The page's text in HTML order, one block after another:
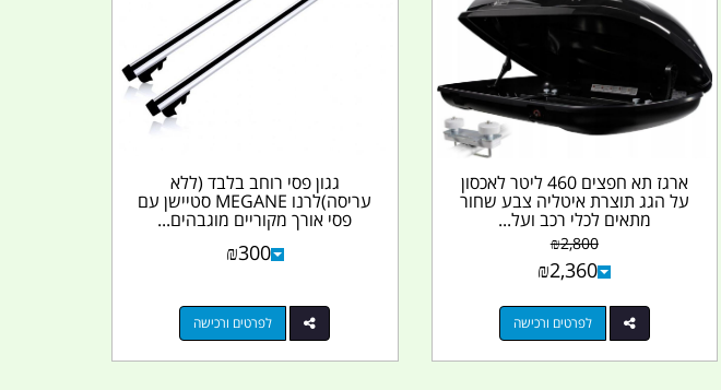
ארגז תא חפצים 460 ליטר לאכסון
על הגג תוצרת איטליה צבע שחור
מתאים לכלי רכב ועל...
₪2,800
₪2,360
לפרטים ורכישה
גגון פסי רוחב בלבד (ללא
עריסה)לרנו MEGANE סטיישן עם
פסי אורך מקוריים מוגבהים...
₪300
לפרטים ורכישה